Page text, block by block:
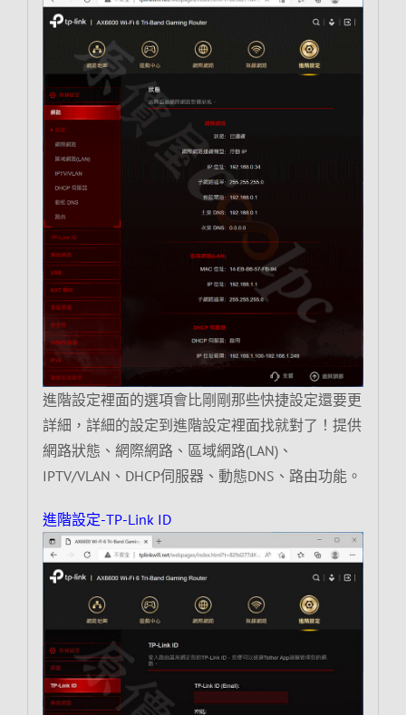
進階設定裡面的選項會比剛剛那些快捷設定還要更
詳細，詳細的設定到進階設定裡面找就對了！提供
網路狀態、網際網路、區域網路(LAN)、
IPTV/VLAN、DHCP伺服器、動態DNS、路由功能。
進階設定-TP-Link ID